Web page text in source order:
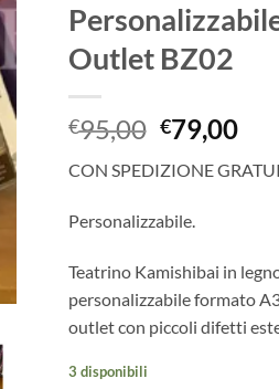
Outlet BZ02
€95,00 Il
prezzo
originale
era:
€95,00.
€79,00Il
CON SPEDIZIONE
Personalizzabile.
Teatrino Kamishibai in
personalizzabile formato
outlet con piccoli difetti
3 disponibili